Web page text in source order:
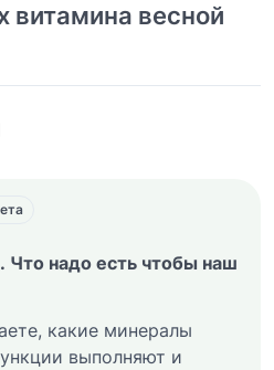
витамина весной
Что надо есть чтобы наш
какие минералы
выполняют и